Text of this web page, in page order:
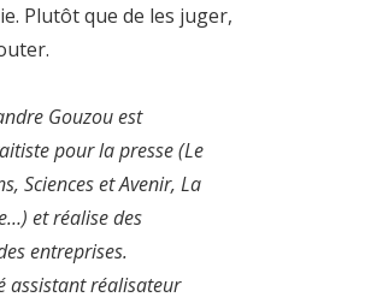
Plutôt que de les juger,
Gouzou est
pour la presse (Le
Sciences et Avenir, La
et réalise des
entreprises.
assistant réalisateur